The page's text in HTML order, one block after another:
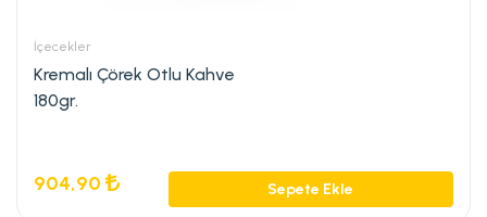
İçecekler
Kremalı Çörek Otlu Kahve
180gr.
904,90 Sepete Ekle